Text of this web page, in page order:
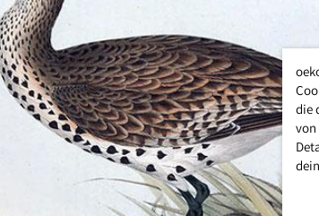
die
von